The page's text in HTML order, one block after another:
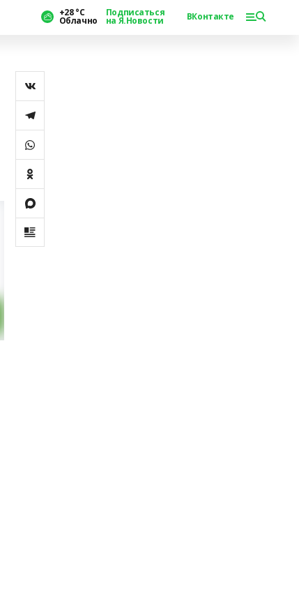
+28 °С
Облачно
Подписаться
на Я.Новости ВКонтакте